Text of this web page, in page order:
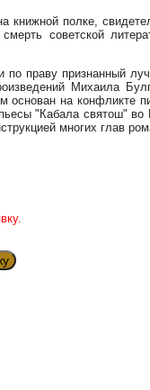
книжной полке,
советской
по праву признанный
Михаила
основан на конфликте
"Кабала святош"
многих глав